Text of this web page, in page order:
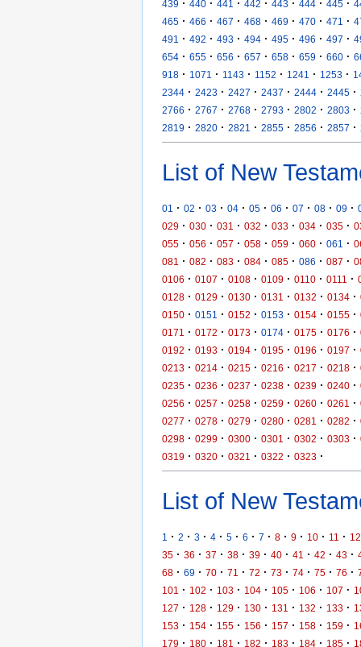
439 · 440 · 441 · 442 · 443 · 444 · 445 ·
465 · 466 · 467 · 468 · 469 · 470 · 471 ·
491
· 492 · 493 · 494 · 495 · 496 · 497 ·
654 · 655 · 656 · 657 · 658 · 659 · 660 ·
918 · 1071 · 1143 · 1152 · 1241 · 1253 ·
2344 · 2423 · 2427 · 2437 · 2444 · 2445 ·
2766 · 2767 · 2768 · 2793 · 2802 · 2803 ·
2819 · 2820 · 2821 · 2855 · 2856 · 2857 ·
List of New
01 · 02 · 03 · 04 · 05 · 06 · 07 · 08 · 09 ·
029 · 030 · 031 · 032 · 033 · 034 · 035 ·
055 · 056 · 057 · 058 · 059 · 060 · 061 ·
081
· 082 · 083 · 084 · 085 · 086 · 087 ·
0106 · 0107 · 0108 · 0109 · 0110 · 0111 ·
0128 · 0129 · 0130 · 0131 · 0132 · 0134 ·
0150 · 0151 · 0152 · 0153 · 0154 · 0155 ·
0171
· 0172 · 0173 · 0174 · 0175 · 0176 ·
0192 · 0193 · 0194 · 0195 · 0196 · 0197 ·
0213 · 0214 · 0215 · 0216 · 0217 · 0218 ·
0235 · 0236 · 0237 · 0238 · 0239 · 0240 ·
0256 · 0257 · 0258 · 0259 · 0260 · 0261 ·
0277 · 0278 · 0279 · 0280 · 0281 · 0282 ·
0298 · 0299 · 0300 · 0301 · 0302 · 0303 ·
0319 · 0320 · 0321 · 0322 · 0323 ·
List of New
1 · 2 · 3 · 4 · 5 · 6 · 7 · 8 · 9 · 10 · 11 · 12
35 · 36 · 37 · 38 · 39 · 40 · 41 · 42 · 43 ·
68 · 69 · 70 · 71 · 72 · 73 · 74 · 75 · 76 ·
101
· 102 · 103 · 104 · 105 · 106 · 107 ·
127 · 128 · 129 · 130 · 131 · 132 · 133 ·
153 · 154 · 155 · 156 · 157 · 158 · 159 ·
179 · 180 · 181 · 182 · 183 · 184 · 185 ·